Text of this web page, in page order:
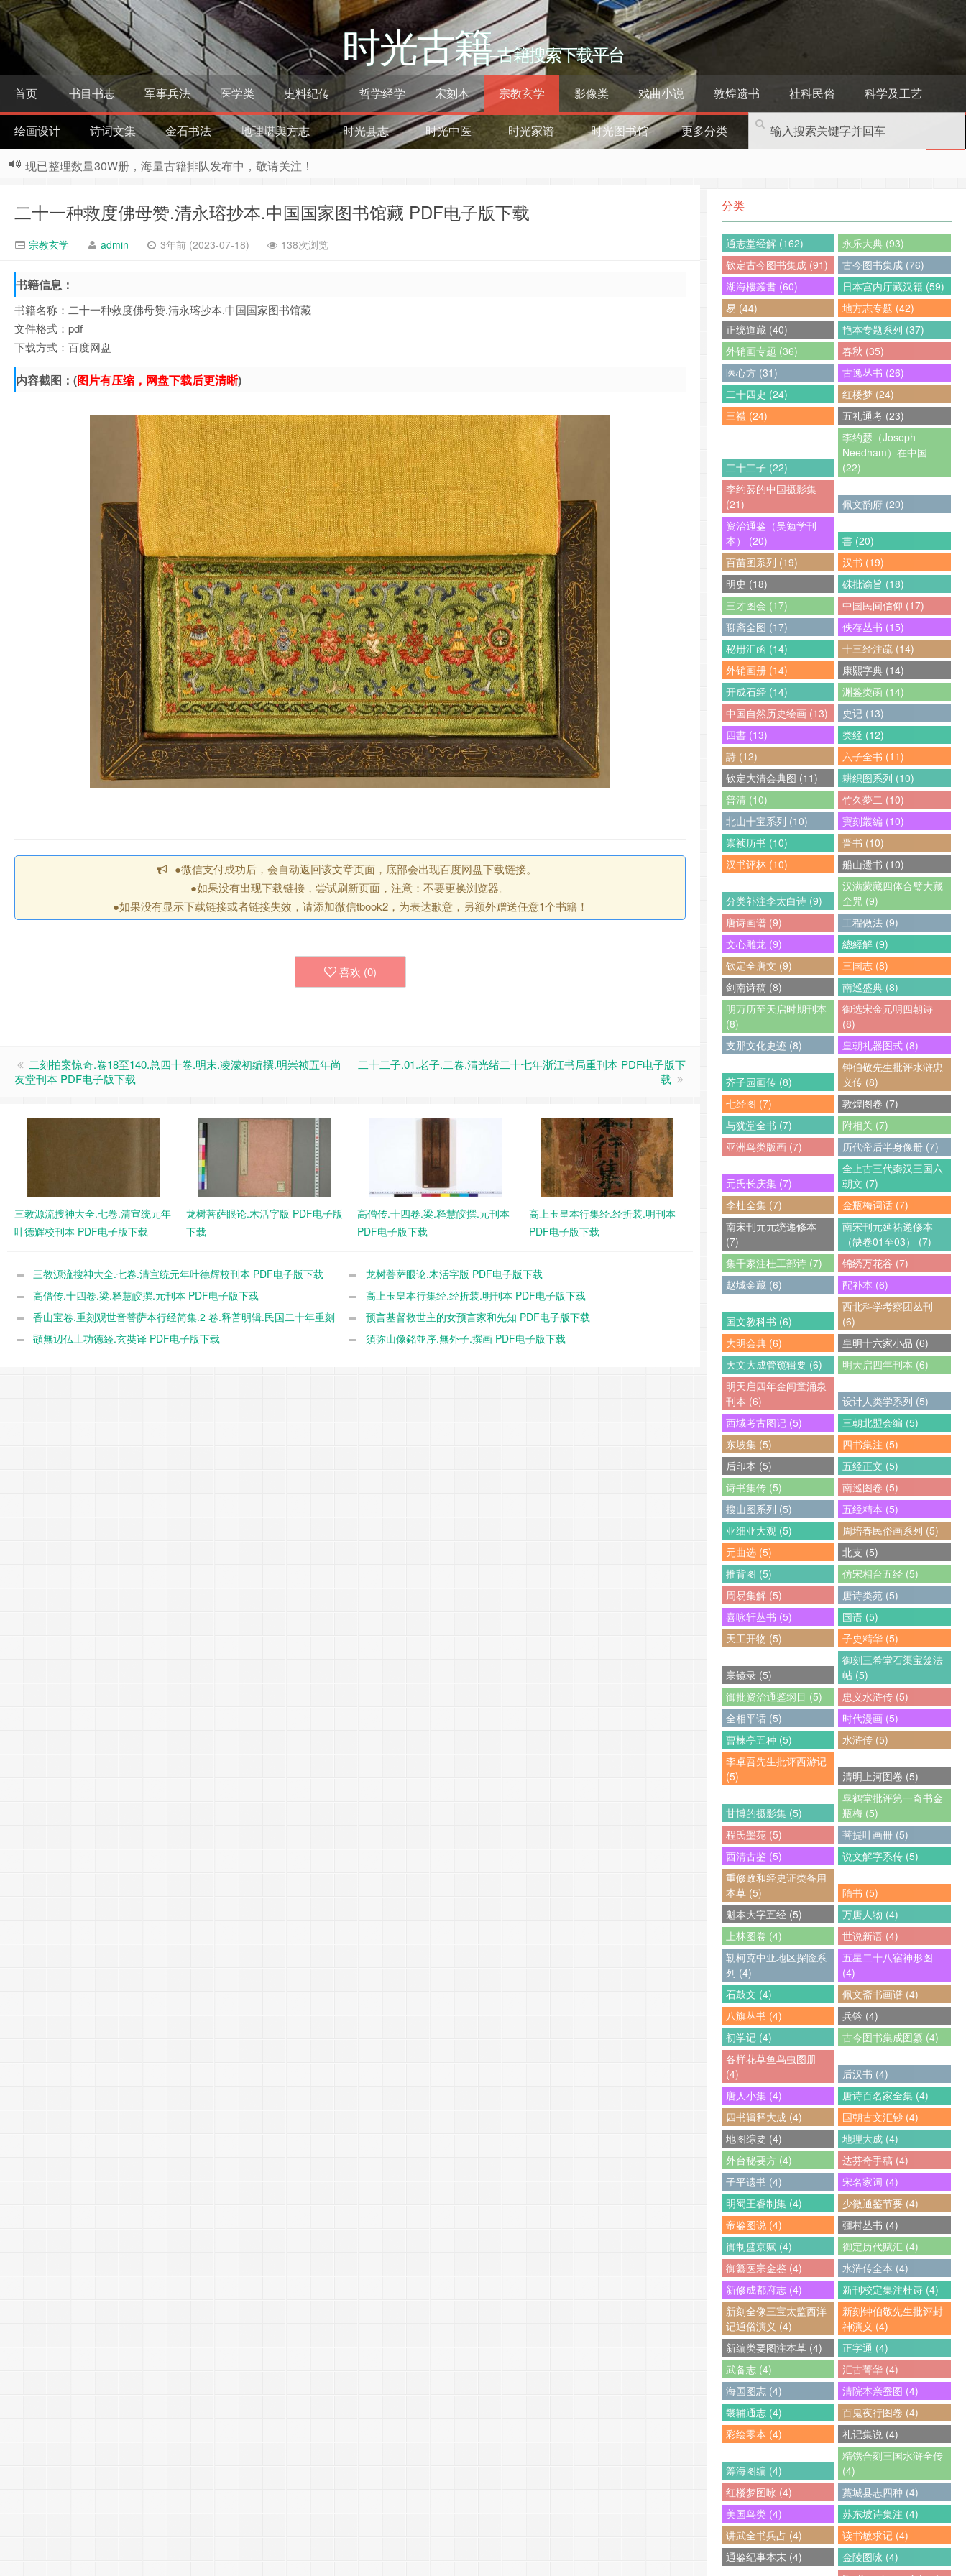
时光古籍–古籍搜索下载平台
首页 书目书志 军事兵法 医学类 史料纪传 哲学经学 宋刻本 宗教玄学 影像类 戏曲小说 敦煌遗书 社科民俗 科学及工艺
绘画设计 诗词文集 金石书法 地理堪舆方志 -时光县志- -时光中医- -时光家谱- -时光图书馆- 更多分类
现已整理数量30W册，海量古籍排队发布中，敬请关注！
二十一种救度佛母赞.清永瑢抄本.中国国家图书馆藏 PDF电子版下载
宗教玄学 admin 3年前 (2023-07-18) 138次浏览
书籍信息：
书籍名称：二十一种救度佛母赞.清永瑢抄本.中国国家图书馆藏
文件格式：pdf
下载方式：百度网盘
内容截图：(图片有压缩，网盘下载后更清晰)
●微信支付成功后，会自动返回该文章页面，底部会出现百度网盘下载链接。
●如果没有出现下载链接，尝试刷新页面，注意：不要更换浏览器。
●如果没有显示下载链接或者链接失效，请添加微信tbook2，为表达歉意，另额外赠送任意1个书籍！
喜欢 (0)
二刻拍案惊奇.卷18至140.总四十卷.明末.凌濛初编撰.明崇祯五年尚
友堂刊本 PDF电子版下载
二十二子.01.老子.二卷.清光绪二十七年浙江书局重刊本 PDF电子版下
载
三教源流搜神大全.七卷.清宣统元年
叶德辉校刊本 PDF电子版下载
龙树菩萨眼论.木活字版 PDF电子版
下载
高僧传.十四卷.梁.释慧皎撰.元刊本
PDF电子版下载
高上玉皇本行集经.经折装.明刊本
PDF电子版下载
三教源流搜神大全.七卷.清宣统元年叶德辉校刊本 PDF电子版下载
龙树菩萨眼论.木活字版 PDF电子版下载
高僧传.十四卷.梁.释慧皎撰.元刊本 PDF电子版下载
高上玉皇本行集经.经折装.明刊本 PDF电子版下载
香山宝卷.重刻观世音菩萨本行经简集.2 卷.释普明辑.民国二十年重刻
PDF电子版下载
预言基督救世主的女预言家和先知 PDF电子版下载
顕無辺仏土功徳経.玄奘译 PDF电子版下载
須弥山像銘並序.無外子.撰画 PDF电子版下载
分类
通志堂经解 (162)
永乐大典 (93)
钦定古今图书集成 (91)
古今图书集成 (76)
湖海樓叢書 (60)
日本宫内厅藏汉籍 (59)
易 (44)
地方志专题 (42)
正统道藏 (40)
艳本专题系列 (37)
外销画专题 (36)
春秋 (35)
医心方 (31)
古逸丛书 (26)
二十四史 (24)
红楼梦 (24)
三禮 (24)
五礼通考 (23)
二十二子 (22)
李约瑟（Joseph
Needham）在中国
(22)
李约瑟的中国摄影集
(21)
佩文韵府 (20)
资治通鉴（吴勉学刊
本） (20)
書 (20)
百苗图系列 (19)
汉书 (19)
明史 (18)
硃批谕旨 (18)
三才图会 (17)
中国民间信仰 (17)
聊斋全图 (17)
佚存丛书 (15)
秘册汇函 (14)
十三经注疏 (14)
外销画册 (14)
康熙字典 (14)
开成石经 (14)
渊鉴类函 (14)
中国自然历史绘画 (13)
史记 (13)
四書 (13)
类经 (12)
詩 (12)
六子全书 (11)
钦定大清会典图 (11)
耕织图系列 (10)
普清 (10)
竹久夢二 (10)
北山十宝系列 (10)
寶刻叢編 (10)
崇祯历书 (10)
晋书 (10)
汉书评林 (10)
船山遗书 (10)
分类补注李太白诗 (9)
汉满蒙藏四体合璧大藏
全咒 (9)
唐诗画谱 (9)
工程做法 (9)
文心雕龙 (9)
總經解 (9)
钦定全唐文 (9)
三国志 (8)
剑南诗稿 (8)
南巡盛典 (8)
明万历至天启时期刊本
(8)
御选宋金元明四朝诗
(8)
支那文化史迹 (8)
皇朝礼器图式 (8)
芥子园画传 (8)
钟伯敬先生批评水浒忠
义传 (8)
七经图 (7)
敦煌图卷 (7)
与犹堂全书 (7)
附相关 (7)
亚洲鸟类版画 (7)
历代帝后半身像册 (7)
元氏长庆集 (7)
全上古三代秦汉三国六
朝文 (7)
李杜全集 (7)
金瓶梅词话 (7)
南宋刊元元统递修本
(7)
南宋刊元延祐递修本
（缺卷01至03） (7)
集千家注杜工部诗 (7)
锦绣万花谷 (7)
赵城金藏 (6)
配补本 (6)
国文教科书 (6)
西北科学考察团丛刊
(6)
大明会典 (6)
皇明十六家小品 (6)
天文大成管窥辑要 (6)
明天启四年刊本 (6)
明天启四年金阊童涌泉
刊本 (6)
设计人类学系列 (5)
西域考古图记 (5)
三朝北盟会编 (5)
东坡集 (5)
四书集注 (5)
后印本 (5)
五经正文 (5)
诗书集传 (5)
南巡图卷 (5)
搜山图系列 (5)
五经精本 (5)
亚细亚大观 (5)
周培春民俗画系列 (5)
元曲选 (5)
北支 (5)
推背图 (5)
仿宋相台五经 (5)
周易集解 (5)
唐诗类苑 (5)
喜咏轩丛书 (5)
国语 (5)
天工开物 (5)
子史精华 (5)
宗镜录 (5)
御刻三希堂石渠宝笈法
帖 (5)
御批资治通鉴纲目 (5)
忠义水浒传 (5)
全相平话 (5)
时代漫画 (5)
曹楝亭五种 (5)
水浒传 (5)
李卓吾先生批评西游记
(5)
清明上河图卷 (5)
甘博的摄影集 (5)
皐鹤堂批评第一奇书金
瓶梅 (5)
程氏墨苑 (5)
菩提叶画冊 (5)
西清古鉴 (5)
说文解字系传 (5)
重修政和经史证类备用
本草 (5)
隋书 (5)
魁本大字五经 (5)
万唐人物 (4)
上林图卷 (4)
世说新语 (4)
勒柯克中亚地区探险系
列 (4)
五星二十八宿神形图
(4)
石鼓文 (4)
佩文斋书画谱 (4)
八旗丛书 (4)
兵钤 (4)
初学记 (4)
古今图书集成图纂 (4)
各样花草鱼鸟虫图册
(4)
后汉书 (4)
唐人小集 (4)
唐诗百名家全集 (4)
四书辑释大成 (4)
国朝古文汇钞 (4)
地图综要 (4)
地理大成 (4)
外台秘要方 (4)
达芬奇手稿 (4)
子平遗书 (4)
宋名家词 (4)
明蜀王睿制集 (4)
少微通鉴节要 (4)
帝鉴图说 (4)
彊村丛书 (4)
御制盛京赋 (4)
御定历代赋汇 (4)
御纂医宗金鉴 (4)
水浒传全本 (4)
新修成都府志 (4)
新刊校定集注杜诗 (4)
新刻全像三宝太监西洋
记通俗演义 (4)
新刻钟伯敬先生批评封
神演义 (4)
新编类要图注本草 (4)
正字通 (4)
武备志 (4)
汇古菁华 (4)
海国图志 (4)
清院本亲蚕图 (4)
畿辅通志 (4)
百鬼夜行图卷 (4)
彩绘零本 (4)
礼记集说 (4)
筹海图编 (4)
精镌合刻三国水浒全传
(4)
红楼梦图咏 (4)
藁城县志四种 (4)
美国鸟类 (4)
苏东坡诗集注 (4)
讲武全书兵占 (4)
读书敏求记 (4)
通鉴纪事本末 (4)
金陵图咏 (4)